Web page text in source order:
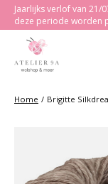
Jaarlijks verlof van 21/
deze periode worden
Home / Brigitte